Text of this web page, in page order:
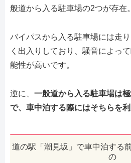
般道から入る駐車場の2つが存在。
バイパスから入る駐車場には走
く出入りしており、騒音によっ
能性が高いです。
逆に、 一般道から入る駐車場は
で、車中泊する際にはそちらを利
道の駅「潮見坂」で車中泊する
の